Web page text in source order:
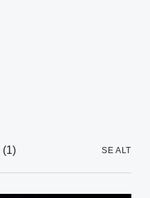
(1) SE ALT